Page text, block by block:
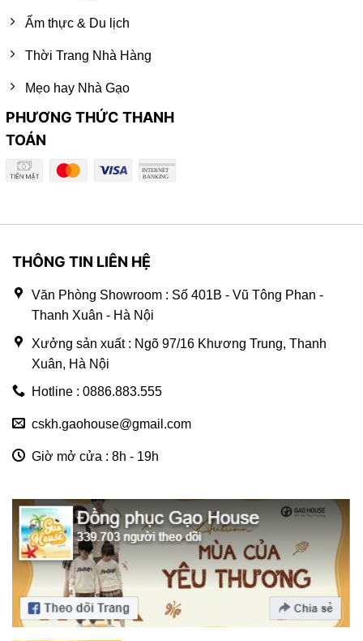
Ẩm thực & Du lịch
Thời Trang Nhà Hàng
Mẹo hay Nhà Gạo
PHƯƠNG THỨC THANH
TOÁN
THÔNG TIN LIÊN HỆ
Văn Phòng Showroom : Số 401B - Vũ Tông Phan -
Thanh Xuân - Hà Nội
Xưởng sản xuất : Ngõ 97/16 Khương Trung, Thanh
Xuân, Hà Nội
Hotline : 0886.883.555
cskh.gaohouse@gmail.com
Giờ mở cửa : 8h - 19h